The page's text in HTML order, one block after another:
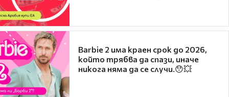
Barbie 2 има краен срок до 2026,
който трябва да спази, иначе
никога няма да се случи.😯💥